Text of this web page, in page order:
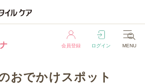
会員登録 ログイン MENU
会員登録 ログイン
おでかけスポット